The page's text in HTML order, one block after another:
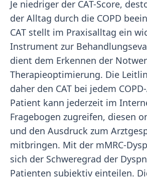
Je niedriger der CAT-Score,
der Alltag durch die COPD
CAT stellt im Praxisalltag ein
Instrument zur
dient dem Erkennen der
Therapieoptimierung. Die
daher den CAT bei jedem
Patient kann jederzeit im
Fragebogen zugreifen, diesen
und den Ausdruck zum
mitbringen. Mit der mMRC-
sich der Schweregrad der
Patienten subjektiv einteilen.